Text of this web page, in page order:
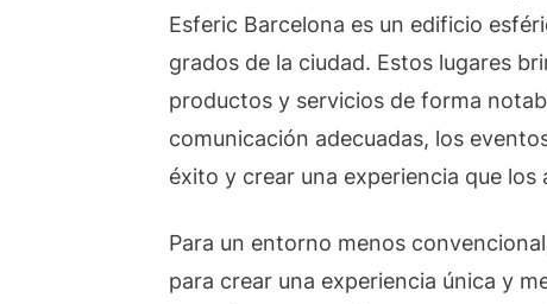
Esferic Barcelona es un edificio
grados de la ciudad. Estos lugares
productos y servicios de forma
comunicación adecuadas, los
éxito y crear una experiencia que
Para un entorno menos
para crear una experiencia única y